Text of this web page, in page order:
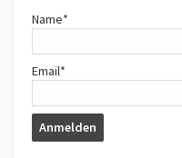
Name*
Email*